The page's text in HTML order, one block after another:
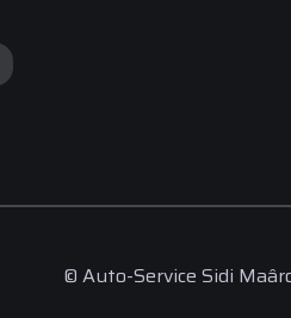
© Auto-Service Sidi